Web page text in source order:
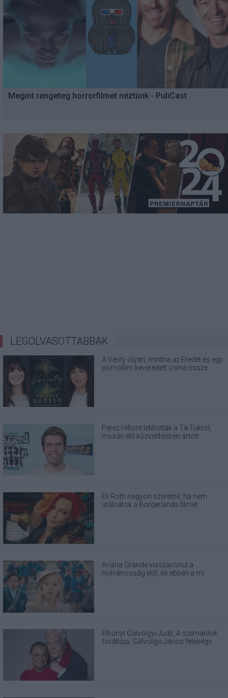
Megint rengeteg horrorfilmet néztünk - PuliCast
LEGOLVASOTTABBAK
A Verity olyan, mintha az Eredet és egy
pornófilm keveredett volna össze
Perez Hiltont letiltották a TikTokról,
miután élő közvetítésben ártott
Eli Roth nagyon szeretné, ha nem
utálnátok a Borderlands filmet
Ariana Grande visszavonul a
nyilvánosság elől, és ebben a mi
Elhunyt Gálvölgyi Judit, A szilmarilok
fordítója, Gálvölgyi János felesége